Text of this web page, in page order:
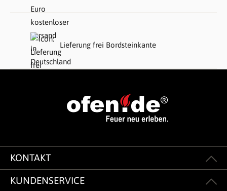
Lieferung frei Bordsteinkante
KONTAKT
KUNDENSERVICE